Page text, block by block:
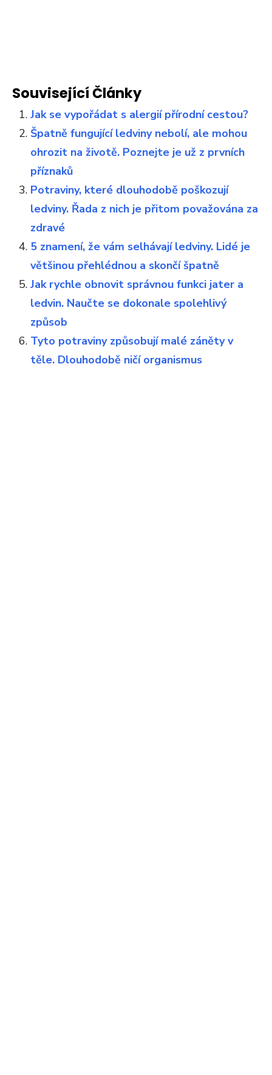
Související Články
Jak se vypořádat s alergií přírodní cestou?
Špatně fungující ledviny nebolí, ale mohou
ohrozit na životě. Poznejte je už z prvních
příznaků
Potraviny, které dlouhodobě poškozují
ledviny. Řada z nich je přitom považována za
zdravé
5 znamení, že vám selhávají ledviny. Lidé je
většinou přehlédnou a skončí špatně
Jak rychle obnovit správnou funkci jater a
ledvin. Naučte se dokonale spolehlivý
způsob
Tyto potraviny způsobují malé záněty v
těle. Dlouhodobě ničí organismus